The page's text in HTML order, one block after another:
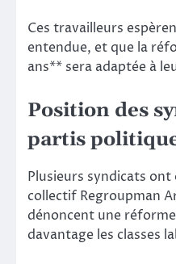
Ces travailleurs
entendue, et que la
ans** sera adaptée à
Position des
partis
Plusieurs syndicats
collectif Regroupman
dénoncent une
davantage les classes